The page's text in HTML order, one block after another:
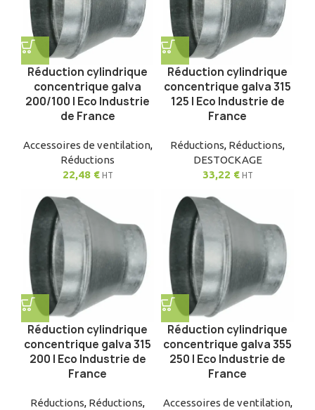
Réduction cylindrique
concentrique galva
200/100 | Eco Industrie
de France
Accessoires de ventilation,
Réductions
22,48 € HT
Réduction cylindrique
concentrique galva 315
125 | Eco Industrie de
France
Réductions, Réductions,
DESTOCKAGE
33,22 € HT
Réduction cylindrique
concentrique galva 315
200 | Eco Industrie de
France
Réductions, Réductions,
Réduction cylindrique
concentrique galva 355
250 | Eco Industrie de
France
Accessoires de ventilation,